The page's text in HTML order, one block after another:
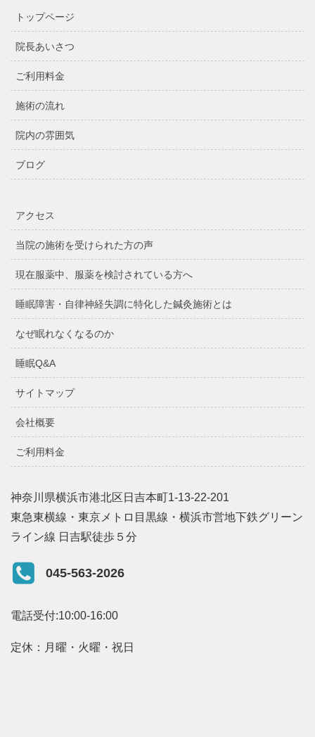
トップページ
院長あいさつ
ご利用料金
施術の流れ
院内の雰囲気
ブログ
アクセス
当院の施術を受けられた方の声
現在服薬中、服薬を検討されている方へ
睡眠障害・自律神経失調に特化した鍼灸施術とは
なぜ眠れなくなるのか
睡眠Q&A
サイトマップ
会社概要
ご利用料金
神奈川県横浜市港北区日吉本町1-13-22-201
東急東横線・東京メトロ目黒線・横浜市営地下鉄グリーン
ライン線 日吉駅徒歩５分
045-563-2026
電話受付:10:00-16:00
定休：月曜・火曜・祝日